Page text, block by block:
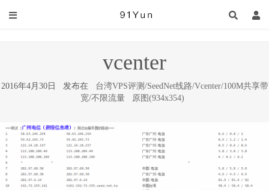
vcenter
2016年4月30日 发布在 台湾VPS评测/SeedNet线路/Vcenter/100M共享带
宽/不限流量
原图(934x354)